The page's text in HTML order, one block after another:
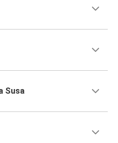
Susa